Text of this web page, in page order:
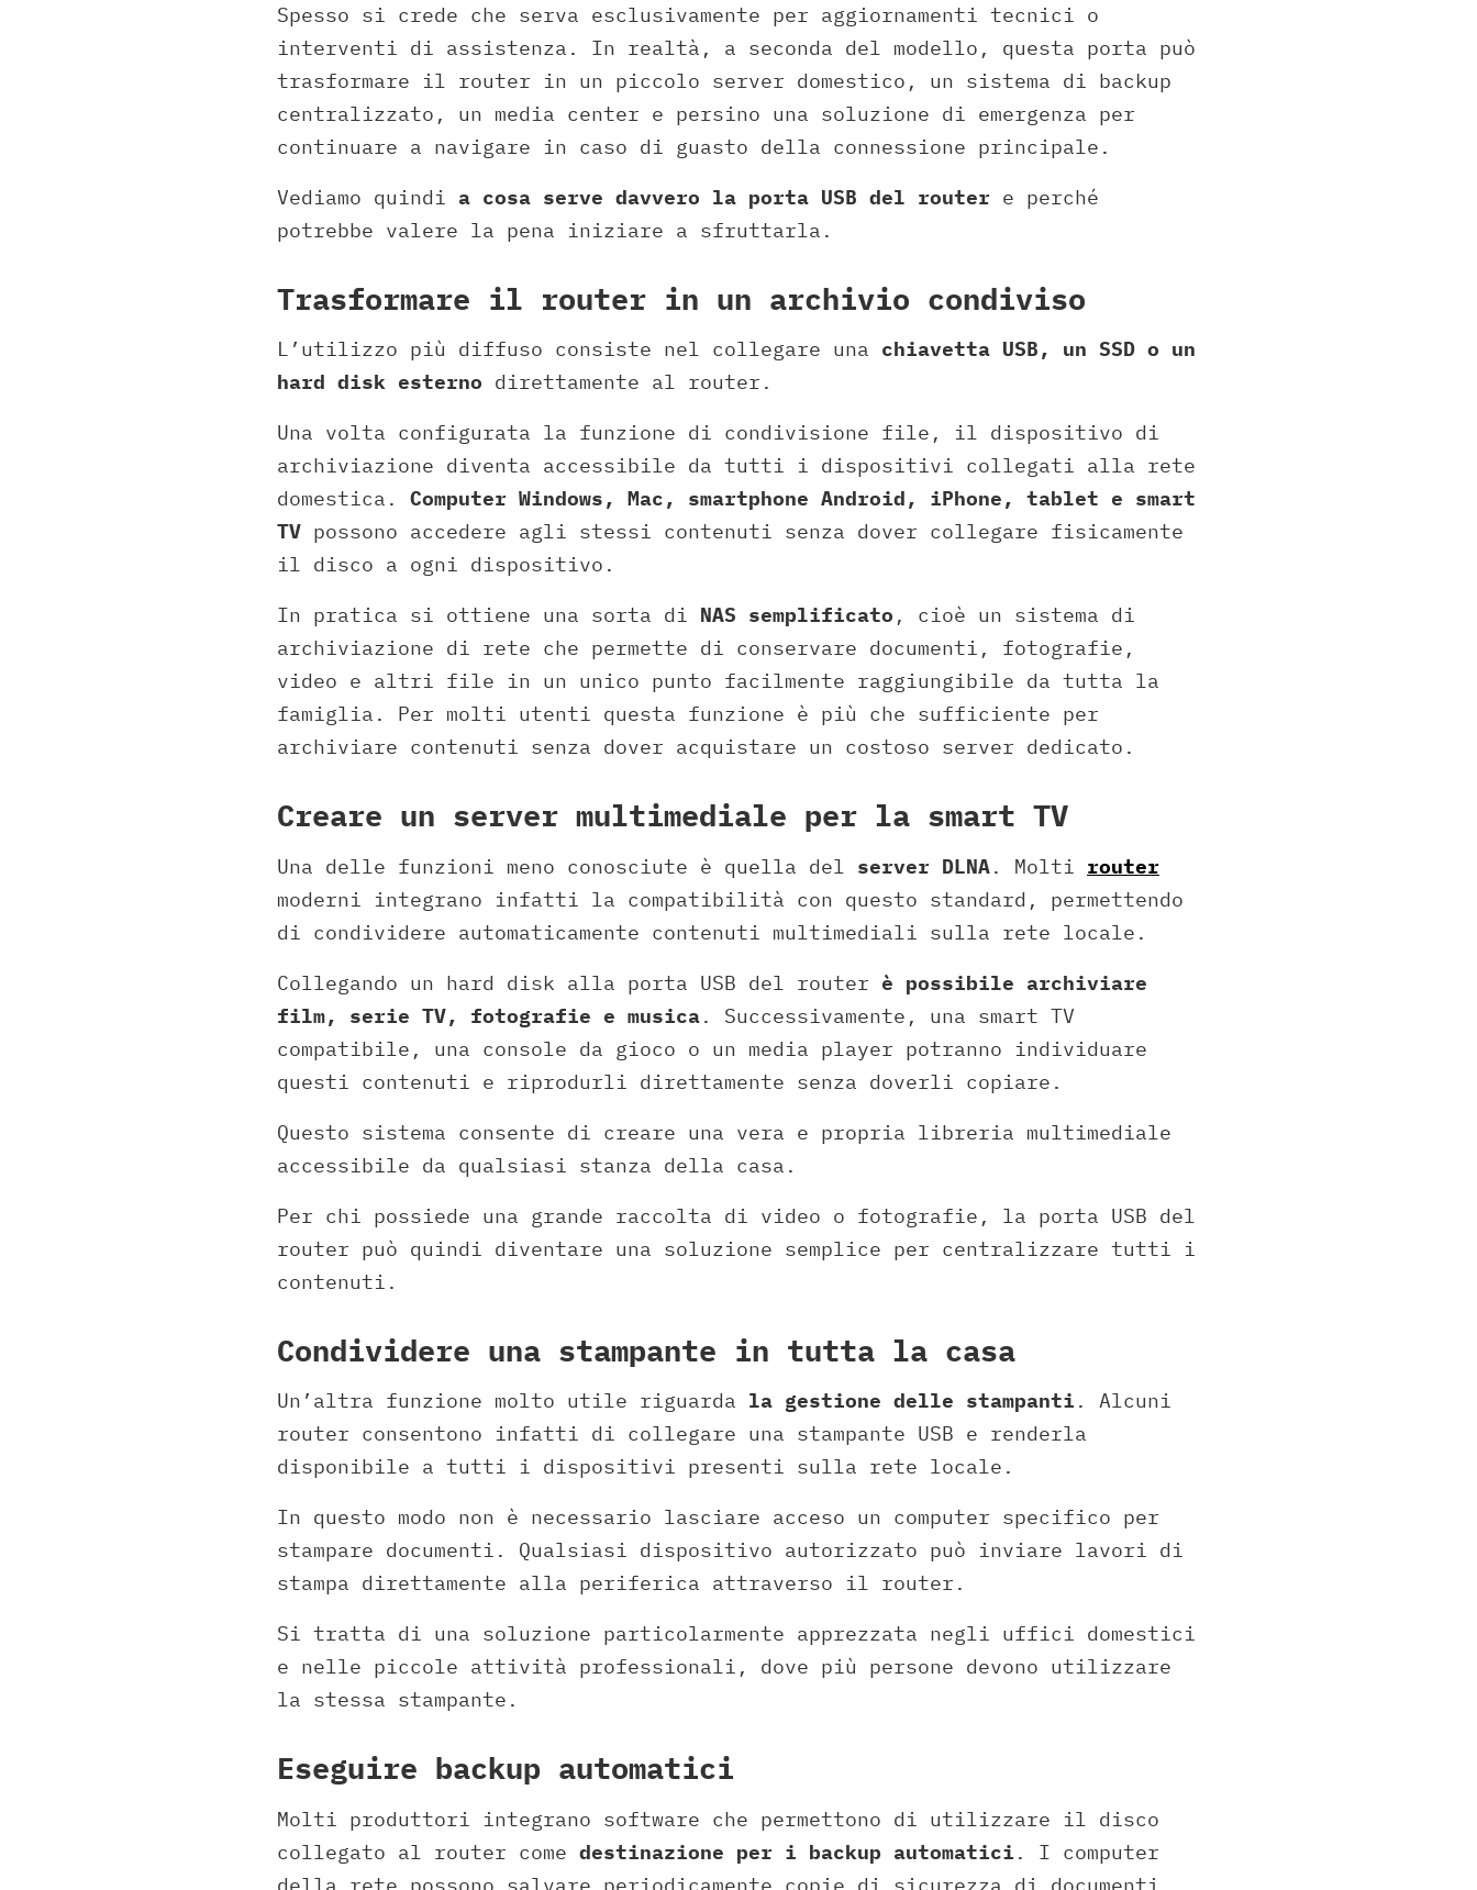
Spesso si crede che serva esclusivamente per aggiornamenti tecnici o
interventi di assistenza. In realtà, a seconda del modello, questa porta può
trasformare il router in un piccolo server domestico, un sistema di backup
centralizzato, un media center e persino una soluzione di emergenza per
continuare a navigare in caso di guasto della connessione principale.
Vediamo quindi a cosa serve davvero la porta USB del router e perché
potrebbe valere la pena iniziare a sfruttarla.
Trasformare il router in un archivio condiviso
L’utilizzo più diffuso consiste nel collegare una chiavetta USB, un SSD o un
hard disk esterno direttamente al router.
Una volta configurata la funzione di condivisione file, il dispositivo di
archiviazione diventa accessibile da tutti i dispositivi collegati alla rete
domestica. Computer Windows, Mac, smartphone Android, iPhone, tablet e smart
TV possono accedere agli stessi contenuti senza dover collegare fisicamente
il disco a ogni dispositivo.
In pratica si ottiene una sorta di NAS semplificato , cioè un sistema di
archiviazione di rete che permette di conservare documenti, fotografie,
video e altri file in un unico punto facilmente raggiungibile da tutta la
famiglia. Per molti utenti questa funzione è più che sufficiente per
archiviare contenuti senza dover acquistare un costoso server dedicato.
Creare un server multimediale per la smart TV
Una delle funzioni meno conosciute è quella del server DLNA. Molti router
moderni integrano infatti la compatibilità con questo standard, permettendo
di condividere automaticamente contenuti multimediali sulla rete locale.
Collegando un hard disk alla porta USB del router è possibile archiviare
film, serie TV, fotografie e musica. Successivamente, una smart TV
compatibile, una console da gioco o un media player potranno individuare
questi contenuti e riprodurli direttamente senza doverli copiare.
Questo sistema consente di creare una vera e propria libreria multimediale
accessibile da qualsiasi stanza della casa.
Per chi possiede una grande raccolta di video o fotografie, la porta USB del
router può quindi diventare una soluzione semplice per centralizzare tutti i
contenuti.
Condividere una stampante in tutta la casa
Un’altra funzione molto utile riguarda la gestione delle stampanti . Alcuni
router consentono infatti di collegare una stampante USB e renderla
disponibile a tutti i dispositivi presenti sulla rete locale.
In questo modo non è necessario lasciare acceso un computer specifico per
stampare documenti. Qualsiasi dispositivo autorizzato può inviare lavori di
stampa direttamente alla periferica attraverso il router.
Si tratta di una soluzione particolarmente apprezzata negli uffici domestici
e nelle piccole attività professionali, dove più persone devono utilizzare
la stessa stampante.
Eseguire backup automatici
Molti produttori integrano software che permettono di utilizzare il disco
collegato al router come destinazione per i backup automatici . I computer